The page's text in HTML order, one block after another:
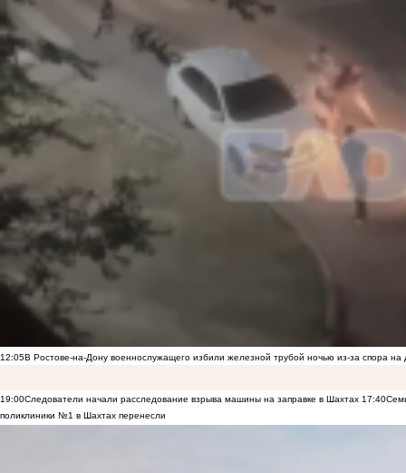
12:05В Ростове-на-Дону военнослужащего избили железной трубой ночью из-за спора на
19:00Следователи начали расследование взрыва машины на заправке в Шахтах 17:40
поликлиники №1 в Шахтах перенесли